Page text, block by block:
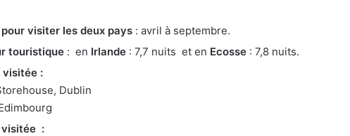
pour visiter les deux pays : avril à septembre.
touristique : en Irlande : 7,7 nuits et en Ecosse : 7,8 nuits.
:
Dublin
visitée :